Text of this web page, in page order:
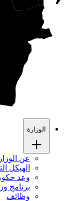
الوزارة
عن
الهيكل
وعد
برنامج
وظائف